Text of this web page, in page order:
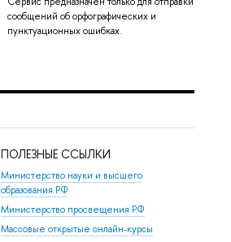
сообщений об орфографических и
пунктуационных ошибках.
ПОЛЕЗНЫЕ ССЫЛКИ
Министерство науки и высшего
образования РФ
Министерство просвещения РФ
Массовые открытые онлайн-курсы